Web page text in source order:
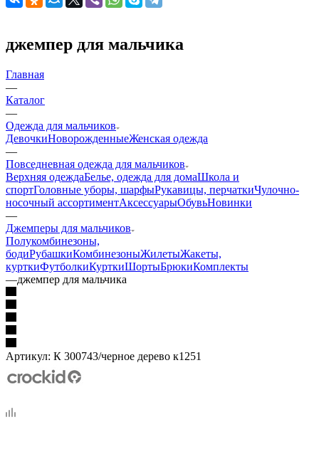
джемпер для мальчика
Главная
—
Каталог
—
Одежда для мальчиков
ДевочкиНоворожденныеЖенская одежда
—
Повседневная одежда для мальчиков
Верхняя одеждаБелье, одежда для домаШкола и
спортГоловные уборы, шарфыРукавицы, перчаткиЧулочно-
носочный ассортиментАксессуарыОбувьНовинки
—
Джемперы для мальчиков
Полукомбинезоны,
бодиРубашкиКомбинезоныЖилетыЖакеты,
курткиФутболкиКурткиШортыБрюкиКомплекты
—джемпер для мальчика
Артикул: К 300743/черное дерево к1251